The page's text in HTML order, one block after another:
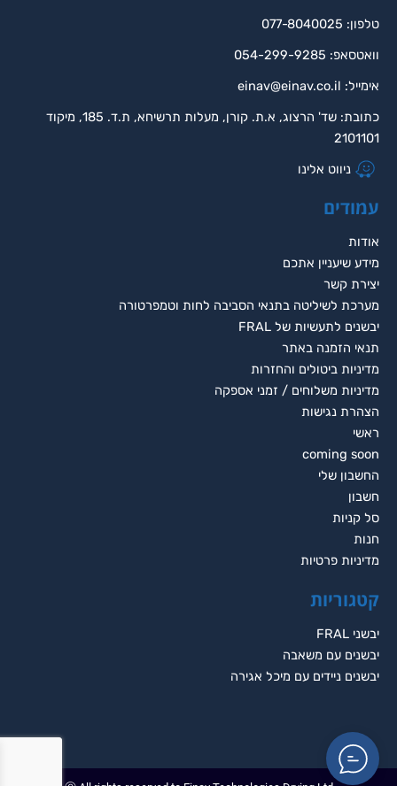
טלפון: 077-8040025
וואטסאפ: 054-299-9285
אימייל: einav@einav.co.il
כתובת: שד' הרצוג, א.ת. קורן, מעלות תרשיחא, ת.ד. 185, מיקוד
2101101
ניווט אלינו
עמודים
אודות
מידע שיעניין אתכם
יצירת קשר
מערכת לשיליטה בתנאי הסביבה לחות וטמפרטורה
יבשנים לתעשיות של FRAL
תנאי הזמנה באתר
מדיניות ביטולים והחזרות
מדיניות משלוחים / זמני אספקה
הצהרת נגישות
ראשי
coming soon
החשבון שלי
חשבון
סל קניות
חנות
מדיניות פרטיות
קטגוריות
יבשני FRAL
יבשנים עם משאבה
יבשנים ניידים עם מיכל אגירה